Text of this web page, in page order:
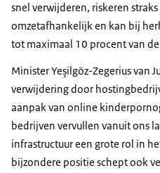
snel verwijderen, riskeren
omzetafhankelijk en kan bij
tot maximaal 10 procent van
Minister Yeşilgöz-Zegerius van
verwijdering door
aanpak van online
bedrijven vervullen vanuit ons
infrastructuur een grote rol in
bijzondere positie schept ook